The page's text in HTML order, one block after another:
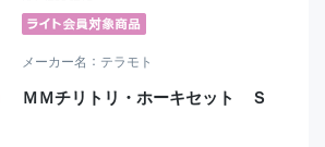
メーカー名 テラモト
ＭＭチリトリ・ホーキセット Ｓ